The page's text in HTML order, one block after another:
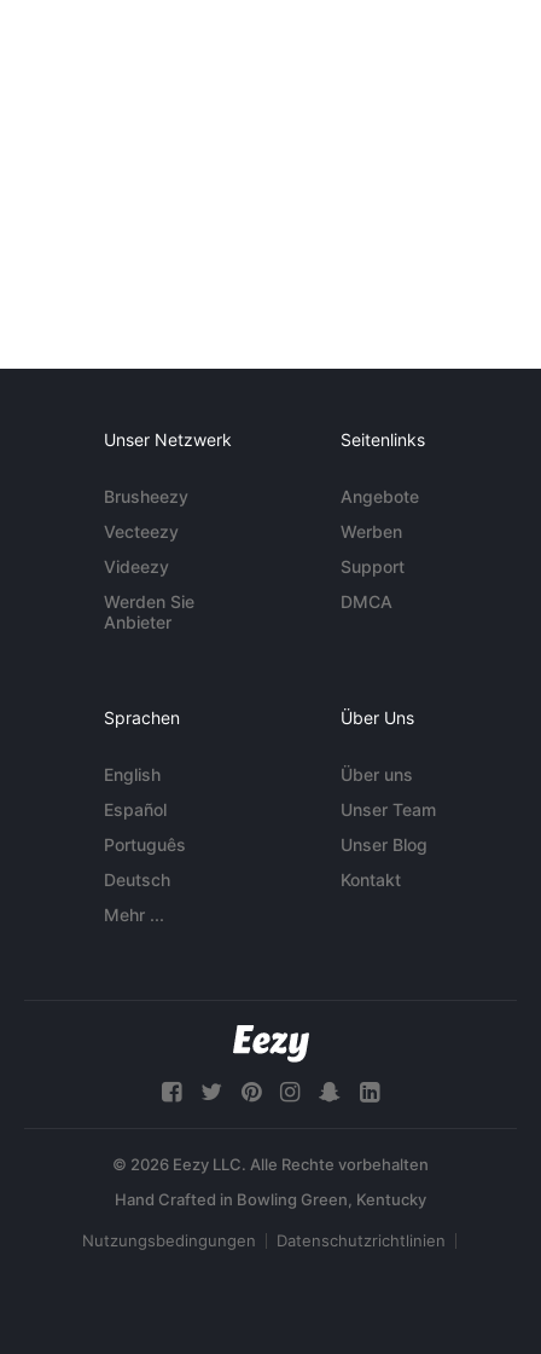
Unser Netzwerk
Brusheezy
Vecteezy
Videezy
Werden Sie
Anbieter
Seitenlinks
Angebote
Werben
Support
DMCA
Sprachen
English
Español
Português
Deutsch
Mehr ...
Über Uns
Über uns
Unser Team
Unser Blog
Kontakt
© 2026 Eezy LLC. Alle Rechte vorbehalten
Nutzungsbedingungen Datenschutzrichtlinien